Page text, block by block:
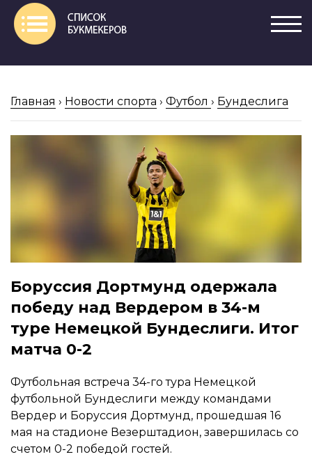
Главная › Новости спорта › Футбол › Бундеслига
Боруссия Дортмунд одержала
победу над Вердером в 34-м
туре Немецкой Бундеслиги. Итог
матча 0-2
Футбольная встреча 34-го тура Немецкой
футбольной Бундеслиги между командами
Вердер и Боруссия Дортмунд, прошедшая 16
мая на стадионе Везерштадион, завершилась со
счетом 0-2 победой гостей.